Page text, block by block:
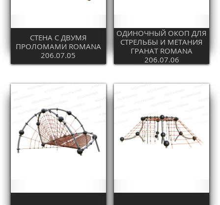
СТЕНА С ДВУМЯ
ПРОЛОМАМИ ROMANA
206.07.05
ОДИНОЧНЫЙ ОКОП ДЛЯ
СТРЕЛЬБЫ И МЕТАНИЯ
ГРАНАТ ROMANA
206.07.06